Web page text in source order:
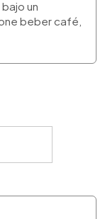
un
beber café,